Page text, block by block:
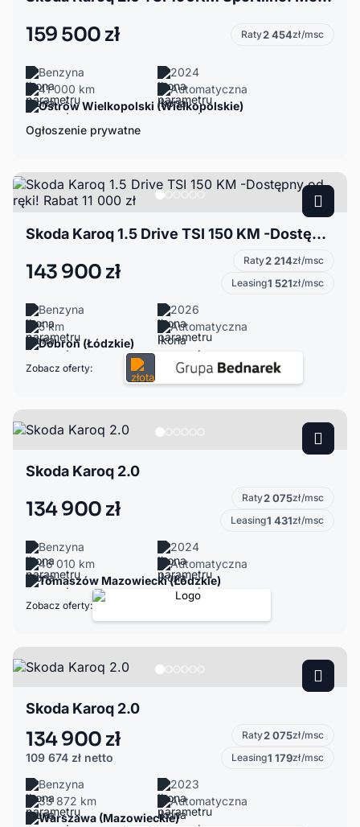
159 500 zł Raty2 454zł/msc
Benzyna
2024
41 000 km
Automatyczna
Ostrów Wielkopolski (Wielkopolskie)
Ogłoszenie prywatne
Skoda Karoq 1.5 Drive TSI 150 KM -Dostępny od ręki! Rabat 11 000 zł
143 900 zł Raty2 214zł/msc
Leasing1 521zł/msc
Benzyna
2026
5 km
Automatyczna
Dobroń (Łódzkie)
Zobacz oferty:
Skoda Karoq 2.0
134 900 zł Raty2 075zł/msc
Leasing1 431zł/msc
Benzyna
2024
46 010 km
Automatyczna
Tomaszów Mazowiecki (Łódzkie)
Zobacz oferty:
Skoda Karoq 2.0
134 900 zł
109 674 zł netto
Raty2 075zł/msc
Leasing1 179zł/msc
Benzyna
2023
33 872 km
Automatyczna
Warszawa (Mazowieckie)